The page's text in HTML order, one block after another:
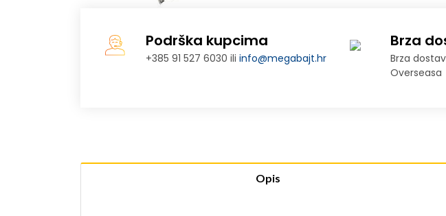
Podrška kupcima
+385 91 527 6030 iliinfo@megabajt.hr
Brza
Brza
Overseasa
Opis